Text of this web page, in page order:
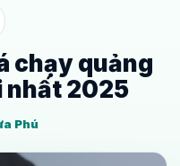
chạy quảng
nhất 2025
Phú